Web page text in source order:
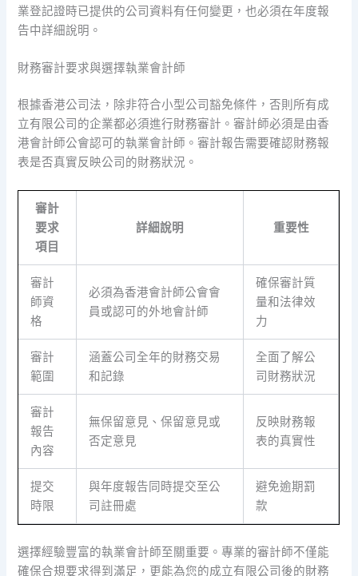
業登記證時已提供的公司資料有任何變更，也必須在年度報
告中詳細說明。
財務審計要求與選擇執業會計師
根據香港公司法，除非符合小型公司豁免條件，否則所有成
立有限公司的企業都必須進行財務審計。審計師必須是由香
港會計師公會認可的執業會計師。審計報告需要確認財務報
表是否真實反映公司的財務狀況。
審計
要求
項目
詳細說明 重要性
審計
師資
格
必須為香港會計師公會會
員或認可的外地會計師
確保審計質
量和法律效
力
審計
範圍
涵蓋公司全年的財務交易
和記錄
全面了解公
司財務狀況
審計
報告
內容
無保留意見、保留意見或
否定意見
反映財務報
表的真實性
提交
時限
與年度報告同時提交至公
司註冊處
避免逾期罰
款
選擇經驗豐富的執業會計師至關重要。專業的審計師不僅能
確保合規要求得到滿足，更能為您的成立有限公司後的財務